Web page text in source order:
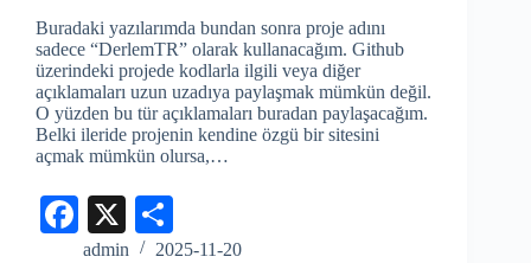
Buradaki yazılarımda bundan sonra proje adını
sadece “DerlemTR” olarak kullanacağım. Github
üzerindeki projede kodlarla ilgili veya diğer
açıklamaları uzun uzadıya paylaşmak mümkün değil.
O yüzden bu tür açıklamaları buradan paylaşacağım.
Belki ileride projenin kendine özgü bir sitesini
açmak mümkün olursa,…
Fa
ce
X
ha
admin 2025-11-20